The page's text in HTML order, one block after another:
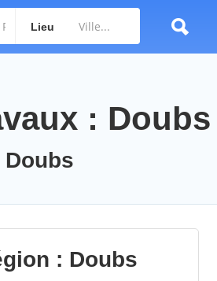
Lieu
: Doubs
: Doubs